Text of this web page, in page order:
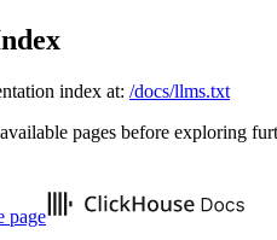
index at: /docs/llms.txt
pages before exploring
page